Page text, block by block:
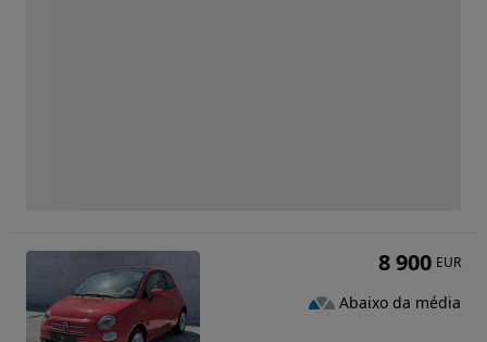
8 900 EUR
Abaixo da média